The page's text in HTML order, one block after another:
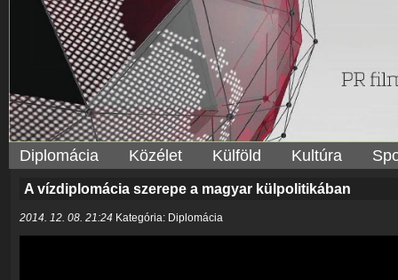
Diplomácia Közélet Külföld Kultúra
A vízdiplomácia szerepe a magyar külpolitikában
2014. 12. 08. 21:24 Kategória: Diplomácia